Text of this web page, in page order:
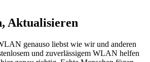
Aktualisieren
genauso liebst wie wir und anderen
und zuverlässigem WLAN helfen